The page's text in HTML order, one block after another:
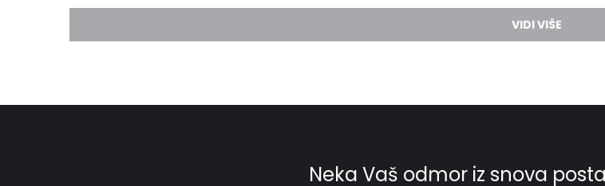
Iako je većinu luksuznih vila s bazenom moguće unajmiti uz minimalni boravak od
stresa zbog posla i želite se maknuti od svega, ne morate čekati ljeto ili moliti
more i umirujući šum valovakoji će Vam dati energiju za novi tjedan.Upijajte
Privatnost,mir, prekrasna priroda ,čaša pjenušca